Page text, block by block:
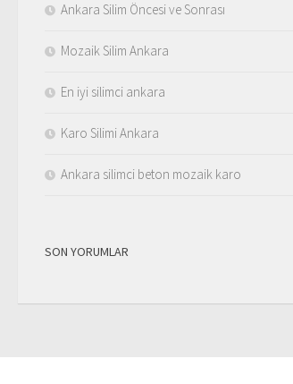
Ankara Silim Öncesi ve Sonrası
Mozaik Silim Ankara
En iyi silimci ankara
Karo Silimi Ankara
Ankara silimci beton mozaik karo
SON YORUMLAR